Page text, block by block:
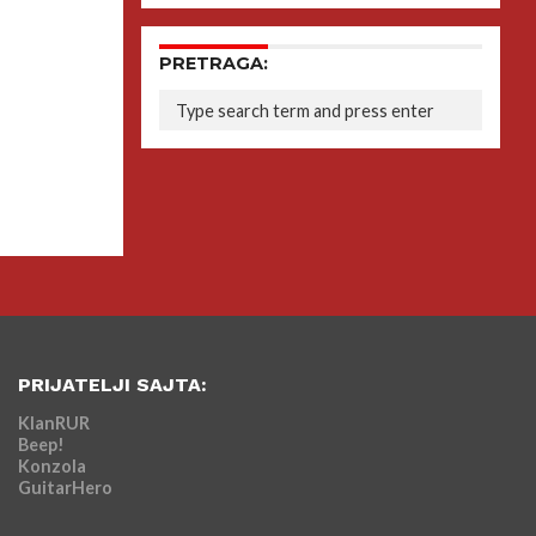
PRETRAGA:
PRIJATELJI SAJTA:
KlanRUR
Beep!
Konzola
GuitarHero